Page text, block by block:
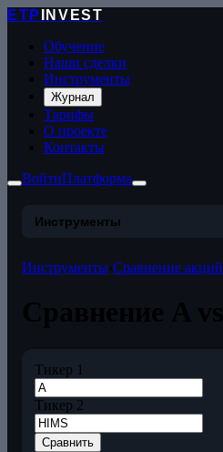
ETP
INVEST
Обучение
Наши сделки
Инструменты
Журнал
Тарифы
О проекте
Контакты
ВойтиПлатформа
Инструменты
Инструменты Сравнение акций
Тикер 1
Тикер 2
Сравнить